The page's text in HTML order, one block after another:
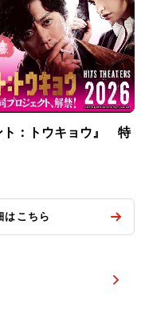
ト：トウキョウ』 特
はこちら